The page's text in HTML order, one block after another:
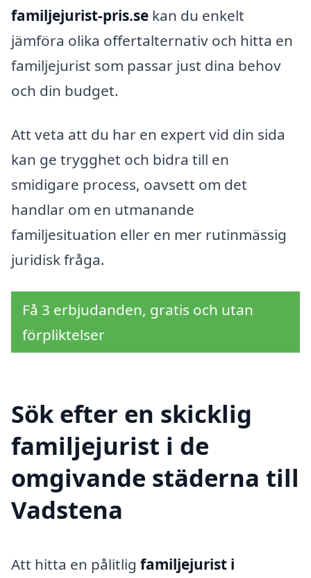
familjejurist-pris.se kan du enkelt
jämföra olika offertalternativ och hitta en
familjejurist som passar just dina behov
och din budget.
Att veta att du har en expert vid din sida
kan ge trygghet och bidra till en
smidigare process, oavsett om det
handlar om en utmanande
familjesituation eller en mer rutinmässig
juridisk fråga.
Få 3 erbjudanden, gratis och utan
förpliktelser
Sök efter en skicklig
familjejurist i de
omgivande städerna till
Vadstena
Att hitta en pålitlig familjejurist i